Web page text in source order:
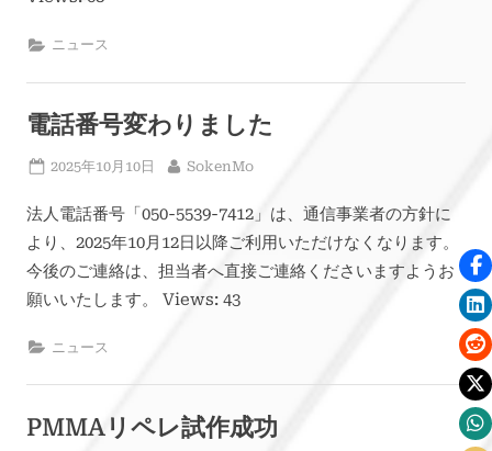
ニュース
電話番号変わりました
Posted
2025年10月10日 By
SokenMo
法人電話番号「050-5539-7412」は、通信事業者の方針に
より、2025年10月12日以降ご利用いただけなくなります。
今後のご連絡は、担当者へ直接ご連絡くださいますようお
願いいたします。 Views: 43
ニュース
PMMAリペレ試作成功